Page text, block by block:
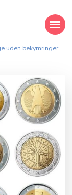
uden bekymringer